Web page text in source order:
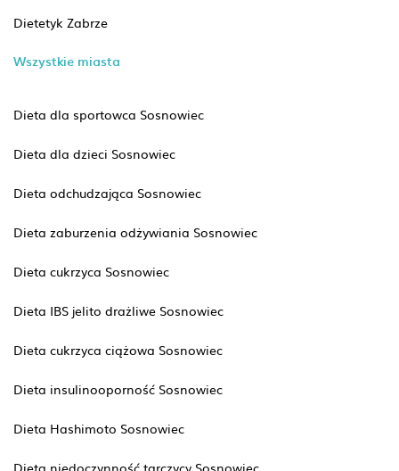
Dietetyk Zabrze
Wszystkie miasta
Dieta dla sportowca Sosnowiec
Dieta dla dzieci Sosnowiec
Dieta odchudzająca Sosnowiec
Dieta zaburzenia odżywiania Sosnowiec
Dieta cukrzyca Sosnowiec
Dieta IBS jelito drażliwe Sosnowiec
Dieta cukrzyca ciążowa Sosnowiec
Dieta insulinooporność Sosnowiec
Dieta Hashimoto Sosnowiec
Dieta niedoczynność tarczycy Sosnowiec